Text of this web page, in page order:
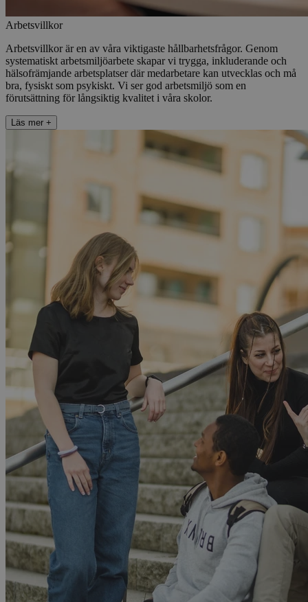
Arbetsvillkor​​​​‌ ‍ ​‍​‍‌‍ ‌ ​‍‌‍‍‌‌‍‌ ‌‍‍‌‌‍ ‍​‍​‍​ ‍‍​‍​‍‌ ​ ‌‍​‌‌‍ ‍‌‍‍‌‌ ‌​‌ ‍‌​‍ ‍‌‍‍‌‌‍ ​‍​‍​‍ ​​‍​‍‌‍‍​‌ ​‍‌‍‌‌‌‍‌‍​‍​‍​ ‍‍​‍​‍​‍ ‌ ​ ‌ ‌​‌ ‌‌‌‍‌​‌‍‍‌‌‍ ​‍ ‌‍‍‌‌‍ ‍‌ ‌​‌‍‌‌‌‍ ‍‌ ‌​​‍ ‌‍‌‌‌‍‌​‌‍‍‌‌ ‌​​‍ ‌‍ ‌‌‍ ‌‍‌​‌‍‌‌​ ‌‌ ​​‌ ​‍‌‍‌‌‌ ​ ‌‍‌‌‌‍ ‍‌ ‌​‌‍​‌‌ ‌​‌‍‍‌‌‍ ‌‍ ‍​ ‍ ‌‍‍‌‌‍‌​​ ‌​ ​‌​ ​‌​ ‌‌‌‍‌‍​ ​‌‌‍‌‌‌‍​‍​ ‌‌​‍ ‌​ ‌​​ ‌​‌‍​‌‌‍‌‍​‍ ‌​ ‌​​ ​ ​ ‌ ‌‍‌‌​‍ ‌‌‍​‍​ ​‍‌‍​‍​ ‌‍​‍ ‌‌‍‌‍‌‍​ ​ ‍‌‌‍‌​​ ​‌‌‍​‌​ ‌ ​ ‌‍​ ‍​​ ​ ‌‍​‌​ ​‌​ ‍ ‌ ‌​‌ ‍‌‌ ​​‌‍‌‌​ ‌‌‍​‌‌ ​‍‌ ‌​‌‍‍‌‌‍​ ‌‍ ​‌‍‌‌‌‌​​‌‍​‌‌‍‌ ‌‍‌‌​ ‍ ‌ ​​‌‍​‌‌ ‌​‌‍‍​​ ‌‌ ​​‌‍​‌‌‍‌ ‌‍‌‌‌​​‍‌ ‌‌‌‍‍‌‌‍ ​‌‍‌​‌‍‌‌‌ ​‍​‍‌‌​ ‌‌‌​​‍‌‌ ‌‍‍ ‌‍‌‌‌ ‍‌​‍‌‌​ ​ ‌​‌​​‍‌‌​ ​ ‌​‌​​‍‌‌​ ​‍​ ​‍​ ‌ ‌‍‌‍‌‍​‍‌‍‌​​ ‍‌​ ‌​‌‍‌‍‌‍‌​‌‍​ ​ ‌ ​ ‍‌‌‍‌​​‍‌‌​ ​‍​ ​‍​‍‌‌​ ‌‌‌​‌​​‍ ‍‌ ‌ ‌‍‌‌‌‍‌‌‌‍‍ ‌ ​ ​‍‌‌​ ‌‌‌​​‍‌‌ ‌‍‍ ‌‍‌‌‌ ‍‌​‍‌‌​ ​ ‌​‌​​‍‌‌​ ​ ‌​‌​​‍‌‌​ ​‍​ ​‍​ ‌ ‌‍‌‍‌‍‌‌​ ​​‌‍​‍‌‍‌‌​ ​​​ ​‍​ ​ ​ ​‍​ ‍‌​ ​​​‍‌‌​ ​‍​ ​‍​‍‌‌​ ‌‌‌​‌​​‍ ‍‌ ​ ‌‍​ ‌‍‍​‌‍‌‌‌‍‌​‌ ‌‌‌‍ ​‌‍‌‌​‍‌‌​ ‌‌‌​​‍‌‌ ‌‍‍ ‌‍‌‌‌ ‍‌​‍‌‌​ ​ ‌​‌​​‍‌‌​ ​ ‌​‌​​‍‌‌​ ​‍​ ​‍‌‍‌​​ ‌‍‌‍‌​​ ‌‌‌‍​ ‌‍​‍​ ‍‌​ ‍​​ ​ ‌‍​‌‌‍​‍​ ​​​‍‌‌​ ​‍​ ​‍​‍‌‌​ ‌‌‌​‌​​‍ ‍‌‍‍​‌‍‌‌‌‍​‌‌‍‌​‌‍‍‌‌‍ ‍‌‍‌ ​ ‌‍​‍‌‍​‌‌ ​ ‌‍‌‌‌‌‌‌‌ ​‍‌‍ ​​ ‌​‍‌‌​ ​‍‌​‌‍‌ ​ ‌ ‌​‌ ‌‌‌‍‌​‌‍‍‌‌‍ ​‍‌‍‌‍‍‌‌‍‌​​ ‌​ ​‌​ ​‌​ ‌‌‌‍‌‍​ ​‌‌‍‌‌‌‍​‍​ ‌‌​‍ ‌​ ‌​​ ‌​‌‍​‌‌‍‌‍​‍ ‌​ ‌​​ ​ ​ ‌ ‌‍‌‌​‍ ‌‌‍​‍​ ​‍‌‍​‍​ ‌‍​‍ ‌‌‍‌‍‌‍​ ​ ‍‌‌‍‌​​ ​‌‌‍​‌​ ‌ ​ ‌‍​ ‍​​ ​ ‌‍​‌​ ​‌​‍‌‍‌ ‌​‌ ‍‌‌ ​​‌‍‌‌​ ‌‌‍​‌‌ ​‍‌ ‌​‌‍‍‌‌‍​ ‌‍ ​‌‍‌‌‌‌​​‌‍​‌‌‍‌ ‌‍‌‌​‍‌‍‌ ​​‌‍​‌‌ ‌​‌‍‍​​ ‌‌ ​​‌‍​‌‌‍‌ ‌‍‌‌‌​​‍‌ ‌‌‌‍‍‌‌‍ ​‌‍‌​‌‍‌‌‌ ​‍​‍‌‌​ ‌‌‌​​‍‌‌ ‌‍‍ ‌‍‌‌‌ ‍‌​‍‌‌​ ​ ‌​‌​​‍‌‌​ ​ ‌​‌​​‍‌‌​ ​‍​ ​‍​ ‌ ‌‍‌‍‌‍​‍‌‍‌​​ ‍‌​ ‌​‌‍‌‍‌‍‌​‌‍​ ​ ‌ ​ ‍‌‌‍‌​​‍‌‌​ ​‍​ ​‍​‍‌‌​ ‌‌‌​‌​​‍ ‍‌ ‌ ‌‍‌‌‌‍‌‌‌‍‍ ‌ ​ ​‍‌‌​ ‌‌‌​​‍‌‌ ‌‍‍ ‌‍‌‌‌ ‍‌​‍‌‌​ ​ ‌​‌​​‍‌‌​ ​ ‌​‌​​‍‌‌​ ​‍​ ​‍​ ‌ ‌‍‌‍‌‍‌‌​ ​​‌‍​‍‌‍‌‌​ ​​​ ​‍​ ​ ​ ​‍​ ‍‌​ ​​​‍‌‌​ ​‍​ ​‍​‍‌‌​ ‌‌‌​‌​​‍ ‍‌ ​ ‌‍​ ‌‍‍​‌‍‌‌‌‍‌​‌ ‌‌‌‍ ​‌‍‌‌​‍‌‌​ ‌‌‌​​‍‌‌ ‌‍‍ ‌‍‌‌‌ ‍‌​‍‌‌​ ​ ‌​‌​​‍‌‌​ ​ ‌​‌​​‍‌‌​ ​‍​ ​‍‌‍‌​​ ‌‍‌‍‌​​ ‌‌‌‍​ ‌‍​‍​ ‍‌​ ‍​​ ​ ‌‍​‌‌‍​‍​ ​​​‍‌‌​ ​‍​ ​‍​‍‌‌​ ‌‌‌​‌​​‍ ‍‌‍‍​‌‍‌‌‌‍​‌‌‍‌​‌‍‍‌‌‍ ‍‌‍‌ ​‍‌‍‌ ​​‌‍‌‌‌ ​‍‌ ​ ‌ ​​‌‍‌‌‌‍​ ‌ ‌​‌‍‍‌‌ ‌‍‌‍‌‌​ ‌‌ ​​‌ ‌‌‌‍​‍‌‍ ​‌‍‍‌‌ ​ ‌‍‍​‌‍‌‌‌‍‌​​‍​‍‌ ‌
Arbetsvillkor är en av våra viktigaste hållbarhetsfrågor. Genom
systematiskt arbetsmiljöarbete skapar vi trygga, inkluderande och
hälsofrämjande arbetsplatser där medarbetare kan utvecklas och må
bra, fysiskt som psykiskt. Vi ser god arbetsmiljö som en
förutsättning för långsiktig kvalitet i våra skolor. ​​​​‌ ‍ ​‍​‍‌‍ ‌ ​‍‌‍‍‌‌‍‌ ‌‍‍‌‌‍ ‍​‍​‍​ ‍‍​‍​‍‌ ​ ‌‍​‌‌‍ ‍‌‍‍‌‌ ‌​‌ ‍‌​‍ ‍‌‍‍‌‌‍ ​‍​‍​‍ ​​‍​‍‌‍‍​‌ ​‍‌‍‌‌‌‍‌‍​‍​‍​ ‍‍​‍​‍​‍ ‌ ​ ‌ ‌​‌ ‌‌‌‍‌​‌‍‍‌‌‍ ​‍ ‌‍‍‌‌‍ ‍‌ ‌​‌‍‌‌‌‍ ‍‌ ‌​​‍ ‌‍‌‌‌‍‌​‌‍‍‌‌ ‌​​‍ ‌‍ ‌‌‍ ‌‍‌​‌‍‌‌​ ‌‌ ​​‌ ​‍‌‍‌‌‌ ​ ‌‍‌‌‌‍ ‍‌ ‌​‌‍​‌‌ ‌​‌‍‍‌‌‍ ‌‍ ‍​ ‍ ‌‍‍‌‌‍‌​​ ‌​ ​‌​ ​‌​ ‌‌‌‍‌‍​ ​‌‌‍‌‌‌‍​‍​ ‌‌​‍ ‌​ ‌​​ ‌​‌‍​‌‌‍‌‍​‍ ‌​ ‌​​ ​ ​ ‌ ‌‍‌‌​‍ ‌‌‍​‍​ ​‍‌‍​‍​ ‌‍​‍ ‌‌‍‌‍‌‍​ ​ ‍‌‌‍‌​​ ​‌‌‍​‌​ ‌ ​ ‌‍​ ‍​​ ​ ‌‍​‌​ ​‌​ ‍ ‌ ‌​‌ ‍‌‌ ​​‌‍‌‌​ ‌‌‍​‌‌ ​‍‌ ‌​‌‍‍‌‌‍​ ‌‍ ​‌‍‌‌‌‌​​‌‍​‌‌‍‌ ‌‍‌‌​ ‍ ‌ ​​‌‍​‌‌ ‌​‌‍‍​​ ‌‌ ​​‌‍​‌‌‍‌ ‌‍‌‌‌​​‍‌ ‌‌‌‍‍‌‌‍ ​‌‍‌​‌‍‌‌‌ ​‍​‍‌‌​ ‌‌‌​​‍‌‌ ‌‍‍ ‌‍‌‌‌ ‍‌​‍‌‌​ ​ ‌​‌​​‍‌‌​ ​ ‌​‌​​‍‌‌​ ​‍​ ​‍​ ‌ ‌‍‌‍‌‍​‍‌‍‌​​ ‍‌​ ‌​‌‍‌‍‌‍‌​‌‍​ ​ ‌ ​ ‍‌‌‍‌​​‍‌‌​ ​‍​ ​‍​‍‌‌​ ‌‌‌​‌​​‍ ‍‌ ‌ ‌‍‌‌‌‍‌‌‌‍‍ ‌ ​ ​‍‌‌​ ‌‌‌​​‍‌‌ ‌‍‍ ‌‍‌‌‌ ‍‌​‍‌‌​ ​ ‌​‌​​‍‌‌​ ​ ‌​‌​​‍‌‌​ ​‍​ ​‍​ ‌ ‌‍‌‍‌‍‌‌​ ​​‌‍​‍‌‍‌‌​ ​​​ ​‍​ ​ ​ ​‍​ ‍‌​ ​​​‍‌‌​ ​‍​ ​‍​‍‌‌​ ‌‌‌​‌​​‍ ‍‌ ​ ‌‍​ ‌‍‍​‌‍‌‌‌‍‌​‌ ‌‌‌‍ ​‌‍‌‌​‍‌‌​ ‌‌‌​​‍‌‌ ‌‍‍ ‌‍‌‌‌ ‍‌​‍‌‌​ ​ ‌​‌​​‍‌‌​ ​ ‌​‌​​‍‌‌​ ​‍​ ​‍‌‍‌​​ ‌‍‌‍‌​​ ‌‌‌‍​ ‌‍​‍​ ‍‌​ ‍​​ ​ ‌‍​‌‌‍​‍​ ​​​‍‌‌​ ​‍​ ​‍​‍‌‌​ ‌‌‌​‌​​‍ ‍‌ ‌​‌‍‌‌‌ ‍​‌ ‌​​ ‌‍​‍‌‍​‌‌ ​ ‌‍‌‌‌‌‌‌‌ ​‍‌‍ ​​ ‌​‍‌‌​ ​‍‌​‌‍‌ ​ ‌ ‌​‌ ‌‌‌‍‌​‌‍‍‌‌‍ ​‍‌‍‌‍‍‌‌‍‌​​ ‌​ ​‌​ ​‌​ ‌‌‌‍‌‍​ ​‌‌‍‌‌‌‍​‍​ ‌‌​‍ ‌​ ‌​​ ‌​‌‍​‌‌‍‌‍​‍ ‌​ ‌​​ ​ ​ ‌ ‌‍‌‌​‍ ‌‌‍​‍​ ​‍‌‍​‍​ ‌‍​‍ ‌‌‍‌‍‌‍​ ​ ‍‌‌‍‌​​ ​‌‌‍​‌​ ‌ ​ ‌‍​ ‍​​ ​ ‌‍​‌​ ​‌​‍‌‍‌ ‌​‌ ‍‌‌ ​​‌‍‌‌​ ‌‌‍​‌‌ ​‍‌ ‌​‌‍‍‌‌‍​ ‌‍ ​‌‍‌‌‌‌​​‌‍​‌‌‍‌ ‌‍‌‌​‍‌‍‌ ​​‌‍​‌‌ ‌​‌‍‍​​ ‌‌ ​​‌‍​‌‌‍‌ ‌‍‌‌‌​​‍‌ ‌‌‌‍‍‌‌‍ ​‌‍‌​‌‍‌‌‌ ​‍​‍‌‌​ ‌‌‌​​‍‌‌ ‌‍‍ ‌‍‌‌‌ ‍‌​‍‌‌​ ​ ‌​‌​​‍‌‌​ ​ ‌​‌​​‍‌‌​ ​‍​ ​‍​ ‌ ‌‍‌‍‌‍​‍‌‍‌​​ ‍‌​ ‌​‌‍‌‍‌‍‌​‌‍​ ​ ‌ ​ ‍‌‌‍‌​​‍‌‌​ ​‍​ ​‍​‍‌‌​ ‌‌‌​‌​​‍ ‍‌ ‌ ‌‍‌‌‌‍‌‌‌‍‍ ‌ ​ ​‍‌‌​ ‌‌‌​​‍‌‌ ‌‍‍ ‌‍‌‌‌ ‍‌​‍‌‌​ ​ ‌​‌​​‍‌‌​ ​ ‌​‌​​‍‌‌​ ​‍​ ​‍​ ‌ ‌‍‌‍‌‍‌‌​ ​​‌‍​‍‌‍‌‌​ ​​​ ​‍​ ​ ​ ​‍​ ‍‌​ ​​​‍‌‌​ ​‍​ ​‍​‍‌‌​ ‌‌‌​‌​​‍ ‍‌ ​ ‌‍​ ‌‍‍​‌‍‌‌‌‍‌​‌ ‌‌‌‍ ​‌‍‌‌​‍‌‌​ ‌‌‌​​‍‌‌ ‌‍‍ ‌‍‌‌‌ ‍‌​‍‌‌​ ​ ‌​‌​​‍‌‌​ ​ ‌​‌​​‍‌‌​ ​‍​ ​‍‌‍‌​​ ‌‍‌‍‌​​ ‌‌‌‍​ ‌‍​‍​ ‍‌​ ‍​​ ​ ‌‍​‌‌‍​‍​ ​​​‍‌‌​ ​‍​ ​‍​‍‌‌​ ‌‌‌​‌​​‍ ‍‌ ‌​‌‍‌‌‌ ‍​‌ ‌​​‍‌‍‌ ​​‌‍‌‌‌ ​‍‌ ​ ‌ ​​‌‍‌‌‌‍​ ‌ ‌​‌‍‍‌‌ ‌‍‌‍‌‌​ ‌‌ ​​‌ ‌‌‌‍​‍‌‍ ​‌‍‍‌‌ ​ ‌‍‍​‌‍‌‌‌‍‌​​‍​‍‌ ‌
Läs mer +